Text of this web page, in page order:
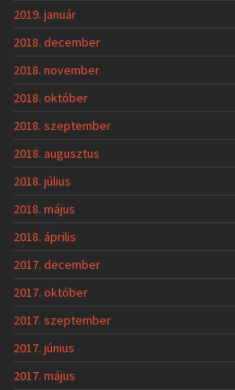
2019. január
2018. december
2018. november
2018. október
2018. szeptember
2018. augusztus
2018. július
2018. május
2018. április
2017. december
2017. október
2017. szeptember
2017. június
2017. május